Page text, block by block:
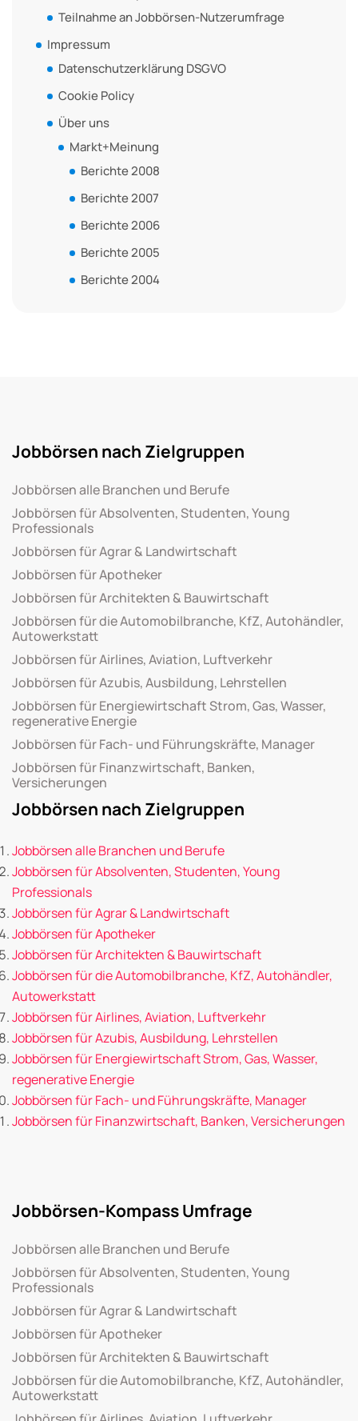
Teilnahme an Jobbörsen-Nutzerumfrage
Impressum
Datenschutzerklärung DSGVO
Cookie Policy
Über uns
Markt+Meinung
Berichte 2008
Berichte 2007
Berichte 2006
Berichte 2005
Berichte 2004
Jobbörsen nach Zielgruppen
Jobbörsen alle Branchen und Berufe
Jobbörsen für Absolventen, Studenten, Young
Professionals
Jobbörsen für Agrar & Landwirtschaft
Jobbörsen für Apotheker
Jobbörsen für Architekten & Bauwirtschaft
Jobbörsen für die Automobilbranche, KfZ, Autohändler,
Autowerkstatt
Jobbörsen für Airlines, Aviation, Luftverkehr
Jobbörsen für Azubis, Ausbildung, Lehrstellen
Jobbörsen für Energiewirtschaft Strom, Gas, Wasser,
regenerative Energie
Jobbörsen für Fach- und Führungskräfte, Manager
Jobbörsen für Finanzwirtschaft, Banken,
Versicherungen
Jobbörsen nach Zielgruppen
Jobbörsen alle Branchen und Berufe
Jobbörsen für Absolventen, Studenten, Young
Professionals
Jobbörsen für Agrar & Landwirtschaft
Jobbörsen für Apotheker
Jobbörsen für Architekten & Bauwirtschaft
Jobbörsen für die Automobilbranche, KfZ, Autohändler,
Autowerkstatt
Jobbörsen für Airlines, Aviation, Luftverkehr
Jobbörsen für Azubis, Ausbildung, Lehrstellen
Jobbörsen für Energiewirtschaft Strom, Gas, Wasser,
regenerative Energie
Jobbörsen für Fach- und Führungskräfte, Manager
Jobbörsen für Finanzwirtschaft, Banken, Versicherungen
Jobbörsen-Kompass Umfrage
Jobbörsen alle Branchen und Berufe
Jobbörsen für Absolventen, Studenten, Young
Professionals
Jobbörsen für Agrar & Landwirtschaft
Jobbörsen für Apotheker
Jobbörsen für Architekten & Bauwirtschaft
Jobbörsen für die Automobilbranche, KfZ, Autohändler,
Autowerkstatt